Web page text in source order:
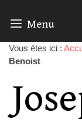
Menu
Vous êtes ici :
Benoist